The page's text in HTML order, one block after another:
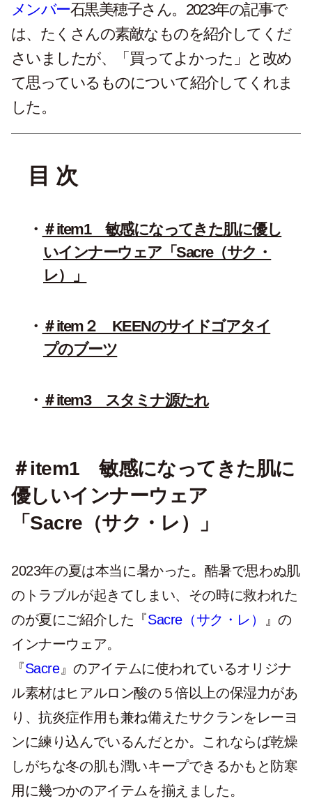
メンバー石黒美穂子さん。2023年の記事で
は、たくさんの素敵なものを紹介してくだ
さいましたが、「買ってよかった」と改め
て思っているものについて紹介してくれま
した。
目 次
＃item1 敏感になってきた肌に優し
いインナーウェア「Sacre（サク・
レ）」
＃item２ KEENのサイドゴアタイ
プのブーツ
＃item3 スタミナ源たれ
＃item1 敏感になってきた肌に
優しいインナーウェア
「Sacre（サク・レ）」
2023年の夏は本当に暑かった。酷暑で思わぬ肌
のトラブルが起きてしまい、その時に救われた
のが夏にご紹介した『Sacre（サク・レ）
』の
インナーウェア。
『Sacre』のアイテムに使われているオリジナ
ル素材はヒアルロン酸の５倍以上の保湿力があ
り、抗炎症作用も兼ね備えたサクランをレーヨ
ンに練り込んでいるんだとか。これならば乾燥
しがちな冬の肌も潤いキープできるかもと防寒
用に幾つかのアイテムを揃えました。